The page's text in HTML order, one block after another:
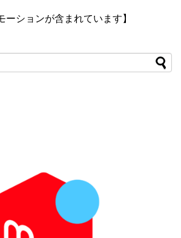
ーションが含まれています】